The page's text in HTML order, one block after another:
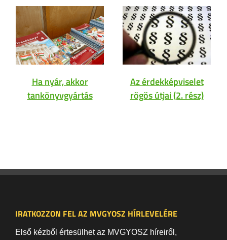
Ha nyár, akkor
tankönyvgyártás
Az érdekképviselet
rögös útjai (2. rész)
IRATKOZZON FEL AZ MVGYOSZ HÍRLEVELÉRE
Első kézből értesülhet az MVGYOSZ híreiről,